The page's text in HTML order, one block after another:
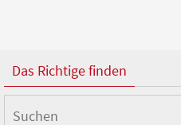
Das Richtige finden